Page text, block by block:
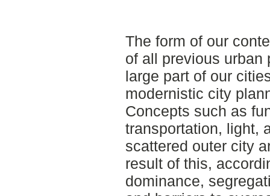
The form of our
of all previous urban
large part of our
modernistic city
Concepts such as
transportation, light,
scattered outer city
result of this,
dominance,